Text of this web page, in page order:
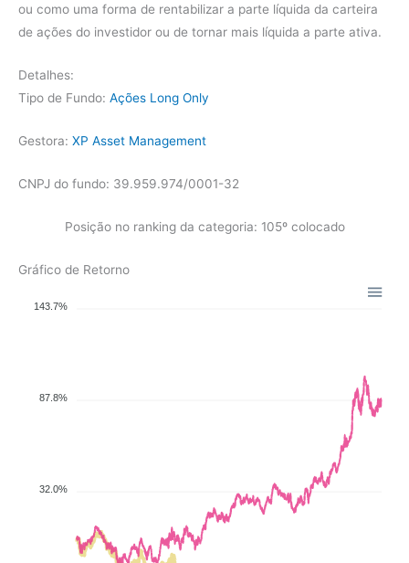
ou como uma forma de rentabilizar a parte líquida da carteira
de ações do investidor ou de tornar mais líquida a parte ativa.
Detalhes:
Tipo de Fundo: Ações Long Only
Gestora: XP Asset Management
CNPJ do fundo: 39.959.974/0001-32
Posição no ranking da categoria: 105º colocado
Gráfico de Retorno
143.7%
87.8%
32.0%